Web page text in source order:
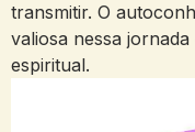
transmitir. O
valiosa​ nessa
espiritual.